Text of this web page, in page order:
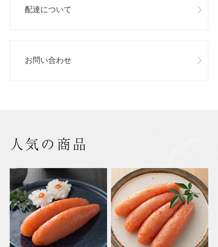
お買い物を続ける
配達について
お問い合わせ
人気の商品